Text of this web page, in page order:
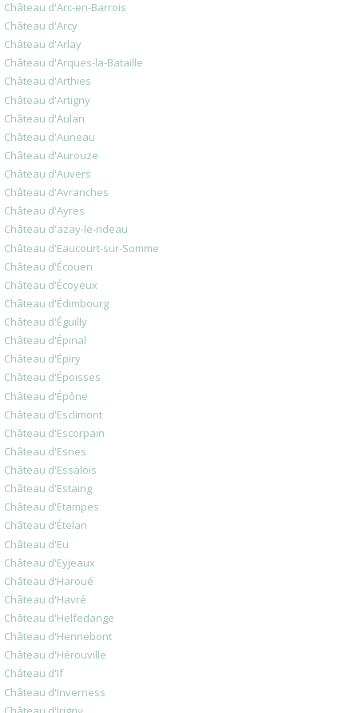
Château d'Arc-en-Barrois
Château d'Arcy
Château d'Arlay
Château d'Arques-la-Bataille
Château d'Arthies
Château d'Artigny
Château d'Aulan
Château d'Auneau
Château d'Aurouze
Château d'Auvers
Château d'Avranches
Château d'Ayres
Château d'azay-le-rideau
Château d'Eaucourt-sur-Somme
Château d'Écouen
Château d'Écoyeux
Château d'Édimbourg
Château d'Éguilly
Château d'Épinal
Château d'Épiry
Château d'Époisses
Château d'Épône
Château d'Esclimont
Château d'Escorpain
Château d'Esnes
Château d'Essalois
Château d'Estaing
Château d'Etampes
Château d'Ételan
Château d'Eu
Château d'Eyjeaux
Château d'Haroué
Château d'Havré
Château d'Helfedange
Château d'Hennebont
Château d'Hérouville
Château d'If
Château d'Inverness